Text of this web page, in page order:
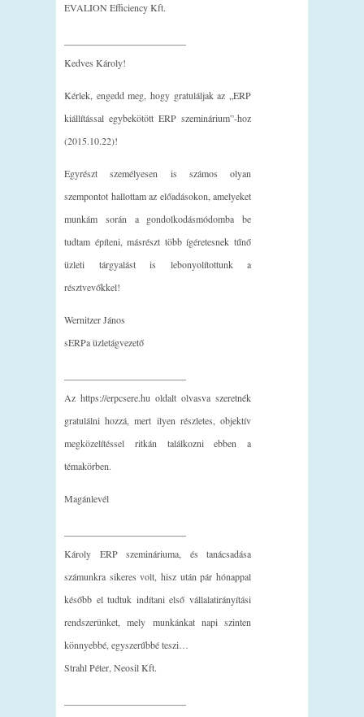
EVALION Efficiency Kft.
Kedves Károly!
Kérlek, engedd meg, hogy gratuláljak az „ERP
kiállítással egybekötött ERP szeminárium”-hoz
(2015.10.22)!
Egyrészt személyesen is számos olyan
szempontot hallottam az előadásokon, amelyeket
munkám során a gondolkodásmódomba be
tudtam építeni, másrészt több ígéretesnek tűnő
üzleti tárgyalást is lebonyolítottunk a
résztvevőkkel!
Wernitzer János
sERPa üzletágvezető
Az https://erpcsere.hu oldalt olvasva szeretnék
gratulálni hozzá, mert ilyen részletes, objektív
megközelítéssel ritkán találkozni ebben a
témakörben.
Magánlevél
Károly ERP szemináriuma, és tanácsadása
számunkra sikeres volt, hisz után pár hónappal
később el tudtuk indítani első vállalatirányítási
rendszerünket, mely munkánkat napi szinten
könnyebbé, egyszerűbbé teszi…
Strahl Péter, Neosil Kft.